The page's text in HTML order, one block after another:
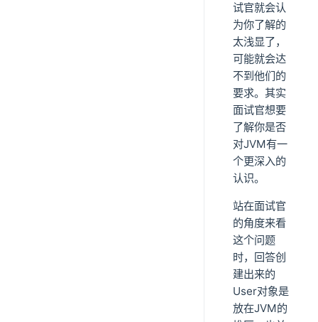
试官就会认
为你了解的
太浅显了，
可能就会达
不到他们的
要求。其实
面试官想要
了解你是否
对JVM有一
个更深入的
认识。
站在面试官
的角度来看
这个问题
时，回答创
建出来的
User对象是
放在JVM的